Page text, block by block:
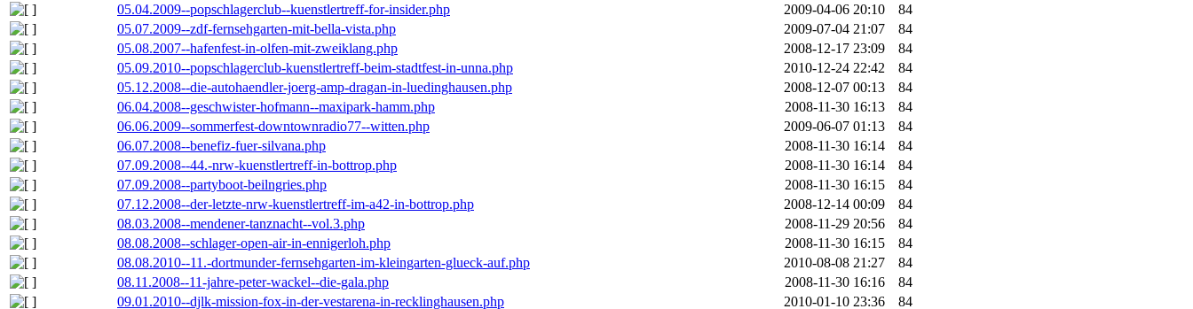
05.04.2009--popschlagerclub--kuenstlertreff-for-insider.php
2009-04-06 20:10
84
05.07.2009--zdf-fernsehgarten-mit-bella-vista.php
2009-07-04 21:07
84
05.08.2007--hafenfest-in-olfen-mit-zweiklang.php
2008-12-17 23:09
84
05.09.2010--popschlagerclub-kuenstlertreff-beim-stadtfest-in-unna.php
2010-12-24 22:42
84
05.12.2008--die-autohaendler-joerg-amp-dragan-in-luedinghausen.php
2008-12-07 00:13
84
06.04.2008--geschwister-hofmann--maxipark-hamm.php
2008-11-30 16:13
84
06.06.2009--sommerfest-downtownradio77--witten.php
2009-06-07 01:13
84
06.07.2008--benefiz-fuer-silvana.php
2008-11-30 16:14
84
07.09.2008--44.-nrw-kuenstlertreff-in-bottrop.php
2008-11-30 16:14
84
07.09.2008--partyboot-beilngries.php
2008-11-30 16:15
84
07.12.2008--der-letzte-nrw-kuenstlertreff-im-a42-in-bottrop.php
2008-12-14 00:09
84
08.03.2008--mendener-tanznacht--vol.3.php
2008-11-29 20:56
84
08.08.2008--schlager-open-air-in-ennigerloh.php
2008-11-30 16:15
84
08.08.2010--11.-dortmunder-fernsehgarten-im-kleingarten-glueck-auf.php
2010-08-08 21:27
84
08.11.2008--11-jahre-peter-wackel--die-gala.php
2008-11-30 16:16
84
09.01.2010--djlk-mission-fox-in-der-vestarena-in-recklinghausen.php
2010-01-10 23:36
84